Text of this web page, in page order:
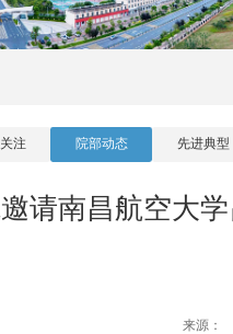
注 院部动态 先进典型
请南昌航空大
来源：